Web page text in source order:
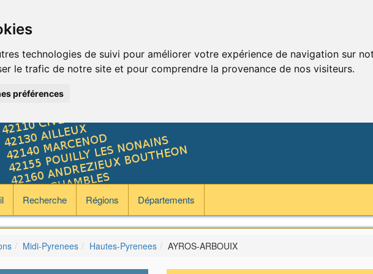
technologies de suivi pour améliorer votre expérience de navigation sur
le trafic de notre site et pour comprendre la provenance de nos visiteurs.
préférences
Recherche Régions Départements
Midi-Pyrenees Hautes-Pyrenees AYROS-ARBOUIX